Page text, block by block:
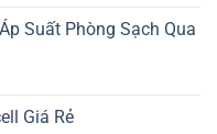
Suất Phòng Sạch Qua
Giá Rẻ